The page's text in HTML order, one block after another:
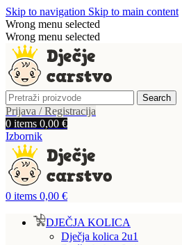
Skip to navigation Skip to main content
Wrong menu selected
Wrong menu selected
Search
Prijava / Registracija
0 items 0,00 €
Izbornik
0 items 0,00 €
DJEČJA KOLICA
Dječja kolica 2u1